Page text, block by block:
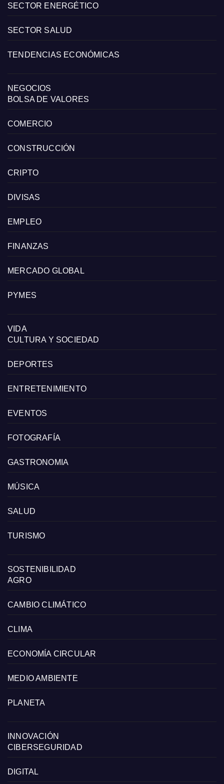
SECTOR ENERGÉTICO
SECTOR SALUD
TENDENCIAS ECONÓMICAS
NEGOCIOS
BOLSA DE VALORES
COMERCIO
CONSTRUCCIÓN
CRIPTO
DIVISAS
EMPLEO
FINANZAS
MERCADO GLOBAL
PYMES
VIDA
CULTURA Y SOCIEDAD
DEPORTES
ENTRETENIMIENTO
EVENTOS
FOTOGRAFÍA
GASTRONOMIA
MÚSICA
SALUD
TURISMO
SOSTENIBILIDAD
AGRO
CAMBIO CLIMÁTICO
CLIMA
ECONOMÍA CIRCULAR
MEDIO AMBIENTE
PLANETA
INNOVACIÓN
CIBERSEGURIDAD
DIGITAL